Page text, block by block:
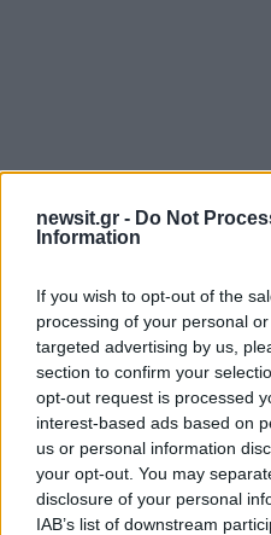
newsit.gr - Do Not
Information
If you wish to opt-out of the
processing of your personal
targeted advertising by us,
section to confirm your
opt-out request is processed
interest-based ads based on
us or personal information
your opt-out. You may
disclosure of your personal
IAB’s list of downstream
Αν τα χάσατε